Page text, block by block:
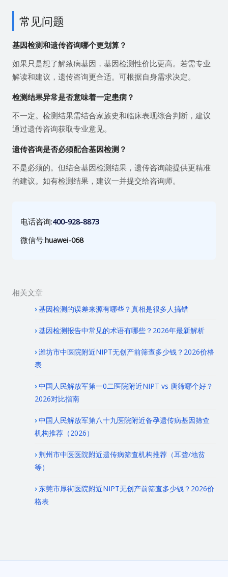
常见问题
基因检测和遗传咨询哪个更划算？
如果只是想了解致病基因，基因检测性价比更高。若需专业
解读和建议，遗传咨询更合适。可根据自身需求决定。
检测结果异常是否意味着一定患病？
不一定。检测结果需结合家族史和临床表现综合判断，建议
通过遗传咨询获取专业意见。
遗传咨询是否必须配合基因检测？
不是必须的。但结合基因检测结果，遗传咨询能提供更精准
的建议。如有检测结果，建议一并提交给咨询师。
电话咨询:400-928-8873
微信号:huawei-068
相关文章
基因检测的误差来源有哪些？真相是很多人搞错
基因检测报告中常见的术语有哪些？2026年最新解析
潍坊市中医院附近NIPT无创产前筛查多少钱？2026价格
表
中国人民解放军第一0二医院附近NIPT vs 唐筛哪个好？
2026对比指南
中国人民解放军第八十九医院附近备孕遗传病基因筛查
机构推荐（2026）
荆州市中医医院附近遗传病筛查机构推荐（耳聋/地贫
等）
东莞市厚街医院附近NIPT无创产前筛查多少钱？2026价
格表